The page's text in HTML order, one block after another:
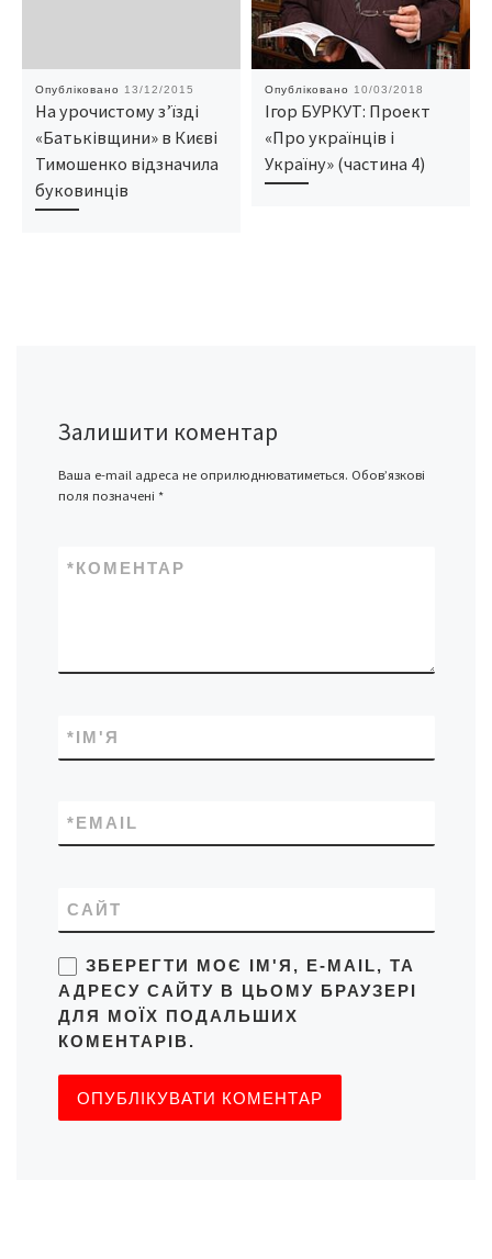
Опубліковано 13/12/2015
На урочистому з’їзді
«Батьківщини» в Києві
Тимошенко відзначила
буковинців
Опубліковано 10/03/2018
Ігор БУРКУТ: Проект
«Про українців і
Україну» (частина 4)
Залишити коментар
Ваша e-mail адреса не оприлюднюватиметься. Обов’язкові
поля позначені *
КОМЕНТАР
*
ІМ'Я
*
EMAIL
*
САЙТ
ЗБЕРЕГТИ МОЄ ІМ'Я, E-MAIL, ТА
АДРЕСУ САЙТУ В ЦЬОМУ БРАУЗЕРІ
ДЛЯ МОЇХ ПОДАЛЬШИХ
КОМЕНТАРІВ.